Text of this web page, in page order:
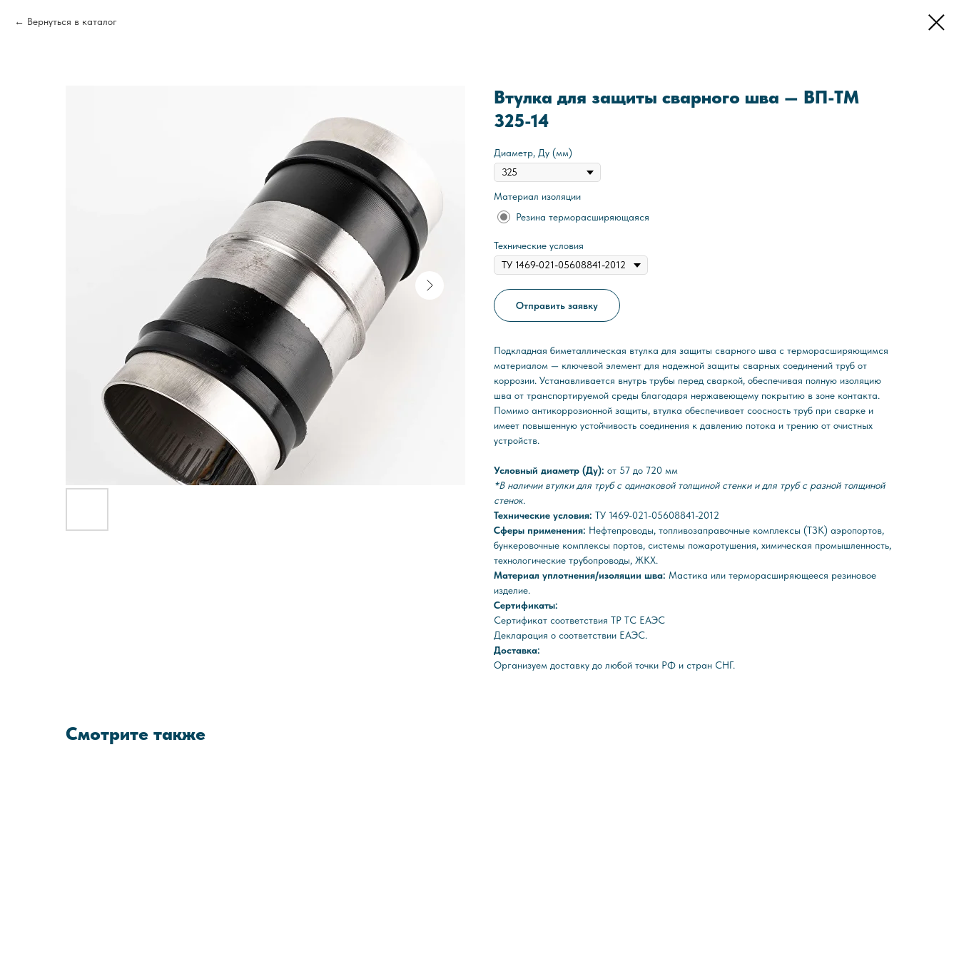
Вернуться в каталог
Втулка для защиты сварного шва — ВП-ТМ
325-14
Диаметр, Ду (мм)
Материал изоляции
Резина терморасширяющаяся
Технические условия
Отправить заявку
Подкладная биметаллическая втулка для защиты сварного шва с терморасширяющимся
материалом — ключевой элемент для надежной защиты сварных соединений труб от
коррозии. Устанавливается внутрь трубы перед сваркой, обеспечивая полную изоляцию
шва от транспортируемой среды благодаря нержавеющему покрытию в зоне контакта.
Помимо антикоррозионной защиты, втулка обеспечивает соосность труб при сварке и
имеет повышенную устойчивость соединения к давлению потока и трению от очистных
устройств.
Условный диаметр (Ду): от 57 до 720 мм
*В наличии втулки для труб с одинаковой толщиной стенки и для труб с разной толщиной
стенок.
Технические условия: ТУ 1469-021-05608841-2012
Сферы применения: Нефтепроводы, топливозаправочные комплексы (ТЗК) аэропортов,
бункеровочные комплексы портов, системы пожаротушения, химическая промышленность,
технологические трубопроводы, ЖКХ.
Материал уплотнения/изоляции шва: Мастика или терморасширяющееся резиновое
изделие.
Сертификаты:
Сертификат соответствия ТР ТС ЕАЭС
Декларация о соответствии ЕАЭС.
Доставка:
Организуем доставку до любой точки РФ и стран СНГ.
Смотрите также